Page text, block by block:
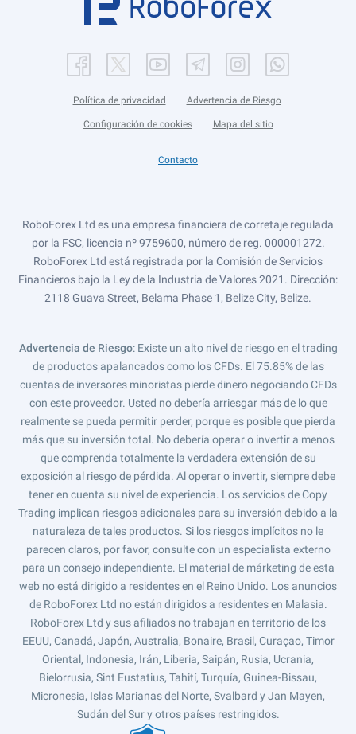
Política de privacidad Advertencia de Riesgo
Configuración de cookies Mapa del sitio
Contacto
RoboForex Ltd es una empresa financiera de corretaje regulada
por la FSC, licencia nº 9759600, número de reg. 000001272.
RoboForex Ltd está registrada por la Comisión de Servicios
Financieros bajo la Ley de la Industria de Valores 2021. Dirección:
2118 Guava Street, Belama Phase 1, Belize City, Belize.
Advertencia de Riesgo: Existe un alto nivel de riesgo en el trading
de productos apalancados como los CFDs. El 75.85% de las
cuentas de inversores minoristas pierde dinero negociando CFDs
con este proveedor. Usted no debería arriesgar más de lo que
realmente se pueda permitir perder, porque es posible que pierda
más que su inversión total. No debería operar o invertir a menos
que comprenda totalmente la verdadera extensión de su
exposición al riesgo de pérdida. Al operar o invertir, siempre debe
tener en cuenta su nivel de experiencia. Los servicios de Copy
Trading implican riesgos adicionales para su inversión debido a la
naturaleza de tales productos. Si los riesgos implícitos no le
parecen claros, por favor, consulte con un especialista externo
para un consejo independiente. El material de márketing de esta
web no está dirigido a residentes en el Reino Unido. Los anuncios
de RoboForex Ltd no están dirigidos a residentes en Malasia.
RoboForex Ltd y sus afiliados no trabajan en territorio de los
EEUU, Canadá, Japón, Australia, Bonaire, Brasil, Curaçao, Timor
Oriental, Indonesia, Irán, Liberia, Saipán, Rusia, Ucrania,
Bielorrusia, Sint Eustatius, Tahití, Turquía, Guinea-Bissau,
Micronesia, Islas Marianas del Norte, Svalbard y Jan Mayen,
Sudán del Sur y otros países restringidos.